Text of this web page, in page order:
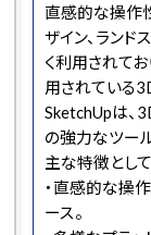
直感的な操作
ザイン、ラン
く利用されて
用されている
SketchUpは、
の強力なツー
主な特徴とし
・直感的な操
ース。